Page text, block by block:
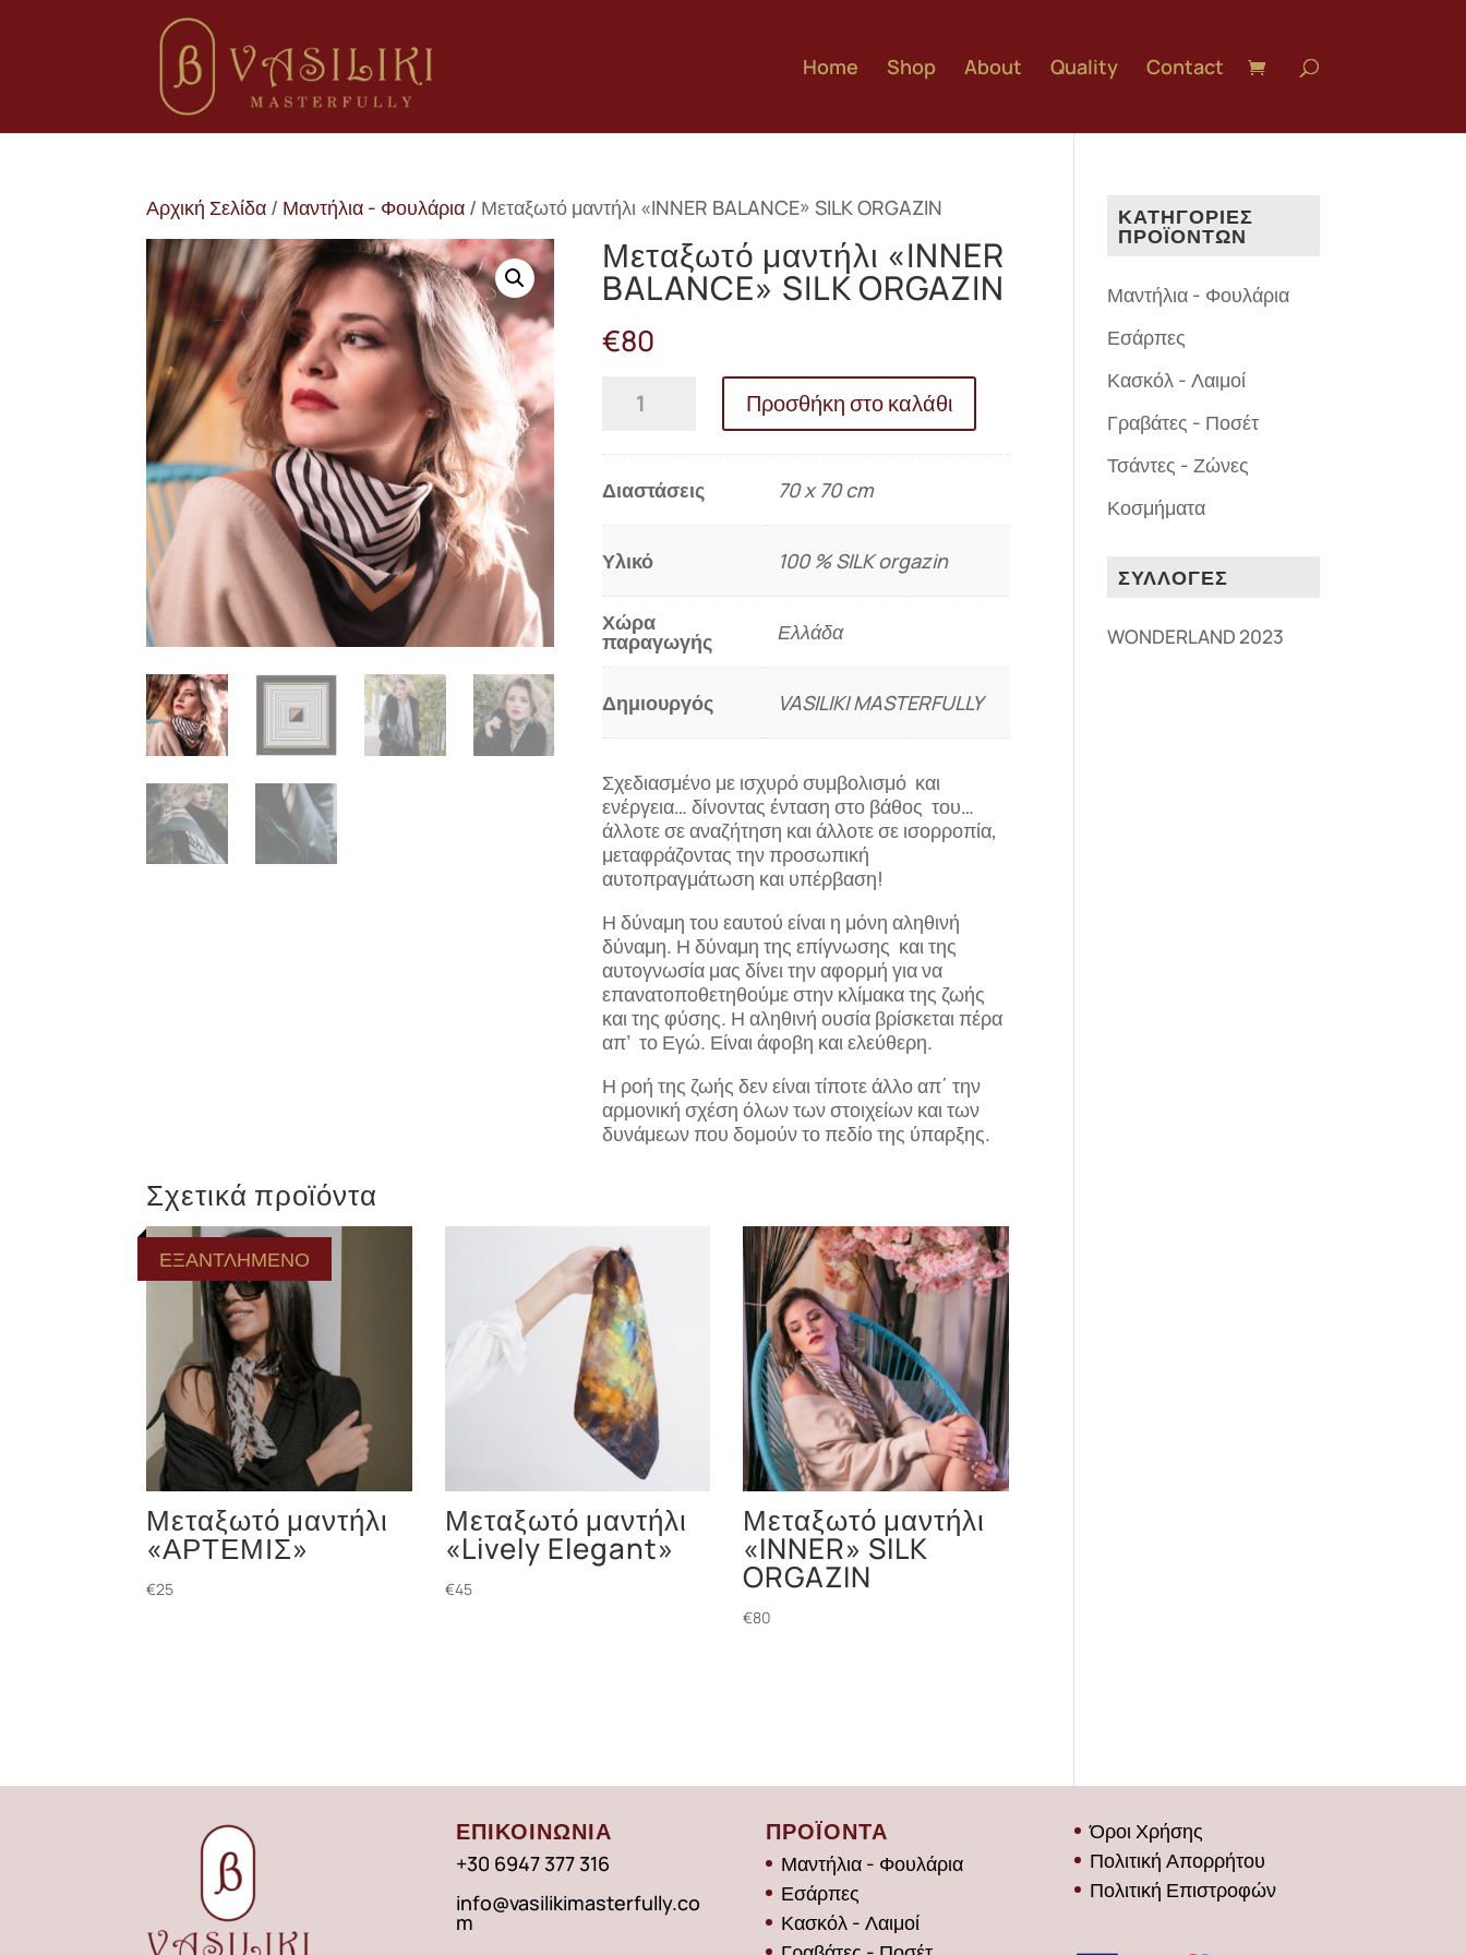
Home Shop About Quality Contact
Αρχική Σελίδα / Μαντήλια - Φουλάρια / Μεταξωτό μαντήλι «INNER BALANCE» SILK ORGAZIN
Μεταξωτό μαντήλι «INNER
BALANCE» SILK ORGAZIN
€80
μαντήλι
BALANCE»
SILK
ποσότητα
Προσθήκη στο καλάθι
Διαστάσεις 70 x 70 cm
Υλικό 100 % SILK orgazin
Χώρα
παραγωγής Ελλάδα
Δημιουργός VASILIKI MASTERFULLY
Σχεδιασμένο με ισχυρό συμβολισμό και
ενέργεια… δίνοντας ένταση στο βάθος του…
άλλοτε σε αναζήτηση και άλλοτε σε ισορροπία,
μεταφράζοντας την προσωπική
αυτοπραγμάτωση και υπέρβαση!
Η δύναμη του εαυτού είναι η μόνη αληθινή
δύναμη. Η δύναμη της επίγνωσης και της
αυτογνωσία μας δίνει την αφορμή για να
επανατοποθετηθούμε στην κλίμακα της ζωής
και της φύσης. Η αληθινή ουσία βρίσκεται πέρα
απ’ το Εγώ. Είναι άφοβη και ελεύθερη.
Η ροή της ζωής δεν είναι τίποτε άλλο απ΄ την
αρμονική σχέση όλων των στοιχείων και των
δυνάμεων που δομούν το πεδίο της ύπαρξης.
Σχετικά προϊόντα
ΕΞΑΝΤΛΗΜΕΝΟ
Μεταξωτό μαντήλι
«ΑΡΤΕΜΙΣ»
€25
Μεταξωτό μαντήλι
«Lively Elegant»
€45
Μεταξωτό μαντήλι
«INNER» SILK
ORGAZIN
€80
ΚΑΤΗΓΟΡΙΕΣ
ΠΡΟΪΟΝΤΩΝ
Μαντήλια - Φουλάρια
Εσάρπες
Κασκόλ - Λαιμοί
Γραβάτες - Ποσέτ
Τσάντες - Ζώνες
Κοσμήματα
ΣΥΛΛΟΓΕΣ
WONDERLAND 2023
ΕΠΙΚΟΙΝΩΝΙΑ
+30 6947 377 316
info@vasilikimasterfully.co
m
ΠΡΟΪΟΝΤΑ
Μαντήλια - Φουλάρια
Εσάρπες
Κασκόλ - Λαιμοί
Όροι Χρήσης
Πολιτική Απορρήτου
Πολιτική Επιστροφών